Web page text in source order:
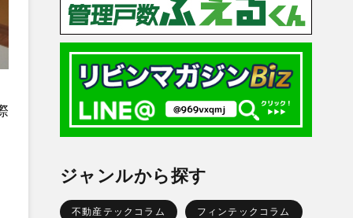
ジャンルから探す
不動産テックコラム フィンテックコラム